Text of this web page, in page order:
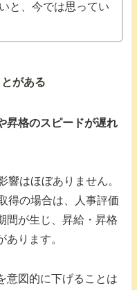
と、今では思ってい
がある
昇格のスピードが遅れ
響はほぼありません。
得の場合は、人事評価
間が生じ、昇給・昇格
ります。
意図的に下げることは